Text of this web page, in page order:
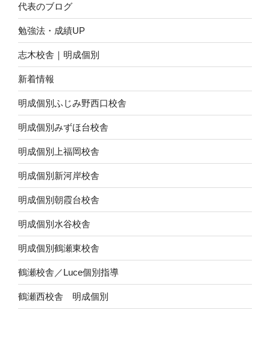
代表のブログ
勉強法・成績UP
志木校舎｜明成個別
新着情報
明成個別ふじみ野西口校舎
明成個別みずほ台校舎
明成個別上福岡校舎
明成個別新河岸校舎
明成個別朝霞台校舎
明成個別水谷校舎
明成個別鶴瀬東校舎
鶴瀬校舎／Luce個別指導
鶴瀬西校舎 明成個別